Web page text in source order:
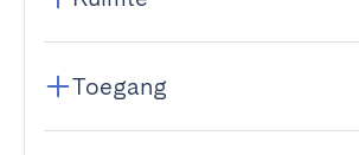
Toegang